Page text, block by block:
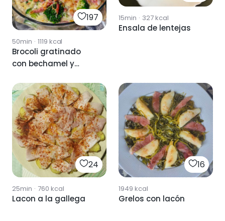
197
50min · 1119 kcal
Brocoli gratinado
con bechamel y
15min · 327kcal
Ensala de lentejas
24
25min · 760 kcal
Lacon a la gallega
16
1949 kcal
Grelos con lacón